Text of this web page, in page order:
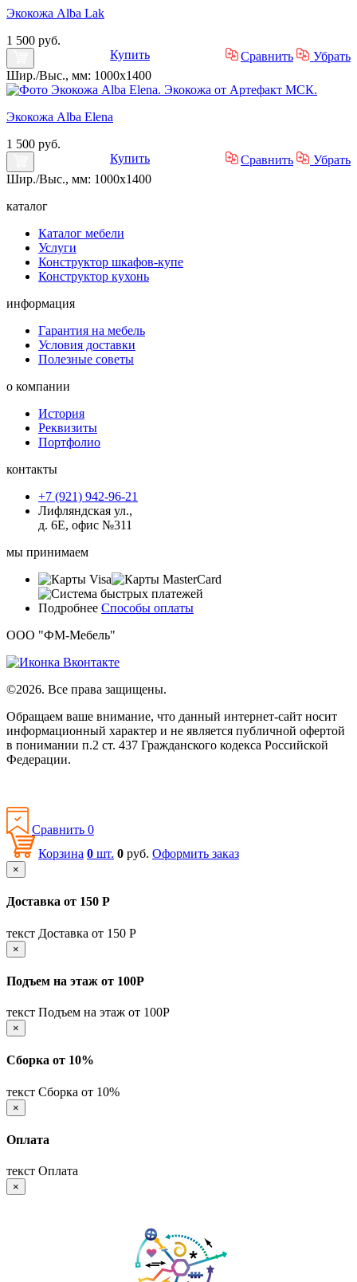
Экокожа Alba Lak
1 500 руб.
Купить
Сравнить
Убрать
Шир./Выс., мм: 1000x1400
Экокожа Alba Elena
1 500 руб.
Купить
Сравнить
Убрать
Шир./Выс., мм: 1000x1400
каталог
Каталог мебели
Услуги
Конструктор шкафов-купе
Конструктор кухонь
информация
Гарантия на мебель
Условия доставки
Полезные советы
о компании
История
Реквизиты
Портфолио
контакты
+7 (921) 942-96-21
Лифляндская ул.,
д. 6Е, офис №311
мы принимаем
Подробнее Способы оплаты
ООО "ФМ-Мебель"
©2026. Все права защищены.
Обращаем ваше внимание, что данный интернет-сайт носит
информационный характер и не является публичной офертой
в понимании п.2 ст. 437 Гражданского кодекса Российской
Федерации.
Сравнить 0
Корзина 0 шт. 0 руб. Оформить заказ
×
Доставка от 150 Р
текст Доставка от 150 Р
×
Подъем на этаж от 100Р
текст Подъем на этаж от 100Р
×
Сборка от 10%
текст Сборка от 10%
×
Оплата
текст Оплата
×